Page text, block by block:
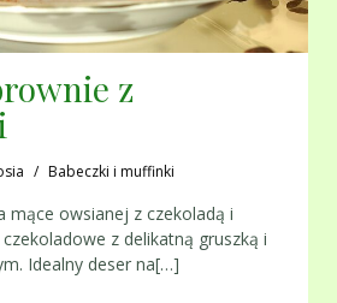
z
Babeczki i muffinki
mące owsianej z czekoladą i
z delikatną gruszką i
Idealny deser na[…]